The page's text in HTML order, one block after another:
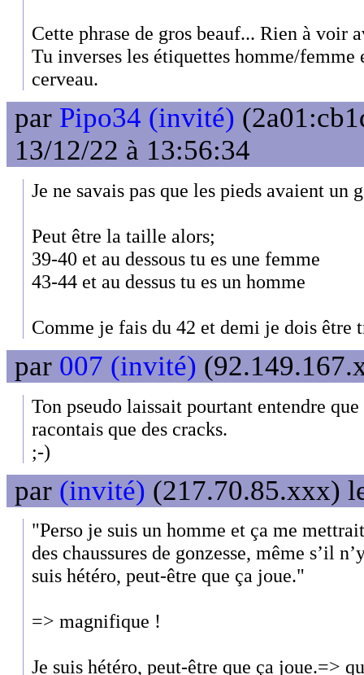
Cette phrase de gros beauf... Rien à voir
Tu inverses les étiquettes homme/
cerveau.
par Pipo34 (invité)
13/12/22 à 13:56:34
Je ne savais pas que les pieds avaient un
Peut être la taille alors;
39-40 et au dessous tu es une femme
43-44 et au dessus tu es un homme
Comme je fais du 42 et demi je dois être
par 007 (invité)
Ton pseudo laissait pourtant entendre
racontais que des cracks.
;-)
par (invité) (217.70.85.xxx)
"Perso je suis un homme et ça me
des chaussures de gonzesse, même s’il
suis hétéro, peut-être que ça joue."
=> magnifique !
Je suis hétéro, peut-être que ça joue.=>